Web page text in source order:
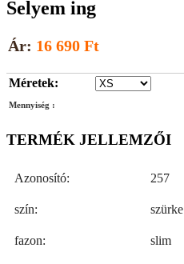
Selyem ing
Ár: 16 690 Ft
Méretek:
Mennyiség :
TERMÉK JELLEMZŐI
Azonosító: 257
szín: szürke
fazon: slim